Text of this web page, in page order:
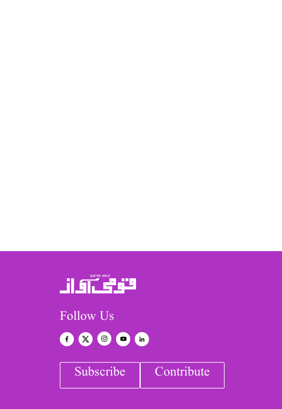
Follow Us
Subscribe Contribute